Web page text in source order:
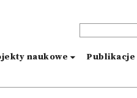
naukowe Publikacje